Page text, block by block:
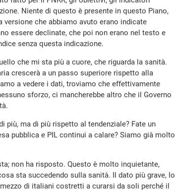
Niente di questo è presente in questo Piano,
che abbiamo avuto erano indicate
essere declinate, che poi non erano nel testo e
senza questa indicazione.
che mi sta più a cuore, che riguarda la sanità.
crescerà a un passo superiore rispetto alla
a vedere i dati, troviamo che effettivamente
sforzo, ci mancherebbe altro che il Governo
ma di più rispetto al tendenziale? Fate un
pubblica e PIL continui a calare? Siamo già molto
non ha risposto. Questo è molto inquietante,
sta succedendo sulla sanità. Il dato più grave, lo
di italiani costretti a curarsi da soli perché il